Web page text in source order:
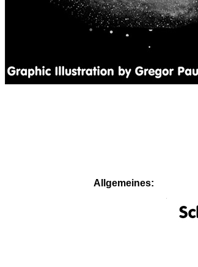
Allgemeines: